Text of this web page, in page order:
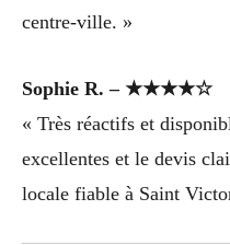
centre-ville. »
Sophie R. – ★★★★☆
« Très réactifs et
excellentes et le devis
locale fiable à Saint